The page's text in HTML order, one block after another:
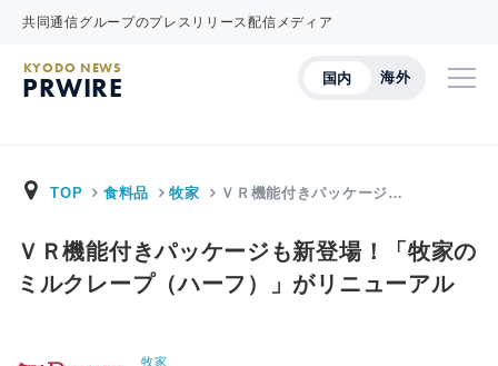
共同通信グループのプレスリリース配信メディア
国内 海外
KYODO NEWS
PRWIRE
TOP 食料品 牧家 ＶＲ機能付きパッケージ…
ＶＲ機能付きパッケージも新登場！「牧家の
ミルクレープ（ハーフ）」がリニューアル
牧家